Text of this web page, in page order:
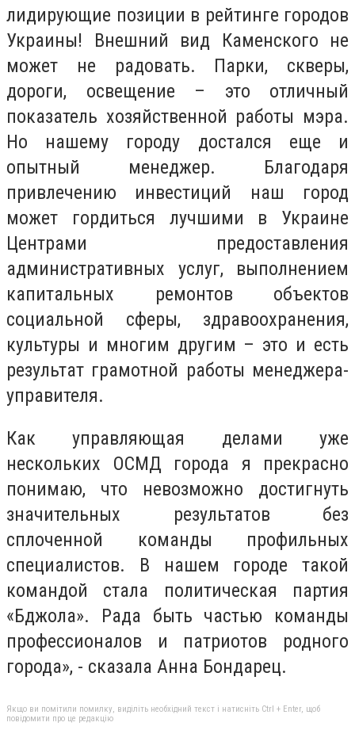
лидирующие позиции в рейтинге городов
Украины! Внешний вид Каменского не
может не радовать. Парки, скверы,
дороги, освещение – это отличный
показатель хозяйственной работы мэра.
Но нашему городу достался еще и
опытный менеджер. Благодаря
привлечению инвестиций наш город
может гордиться лучшими в Украине
Центрами предоставления
административных услуг, выполнением
капитальных ремонтов объектов
социальной сферы, здравоохранения,
культуры и многим другим – это и есть
результат грамотной работы менеджера-
управителя.
Как управляющая делами уже
нескольких ОСМД города я прекрасно
понимаю, что невозможно достигнуть
значительных результатов без
сплоченной команды профильных
специалистов. В нашем городе такой
командой стала политическая партия
«Бджола». Рада быть частью команды
профессионалов и патриотов родного
города», - сказала Анна Бондарец.
Якщо ви помітили помилку, виділіть необхідний текст і натисніть Ctrl + Enter, щоб
повідомити про це редакцію